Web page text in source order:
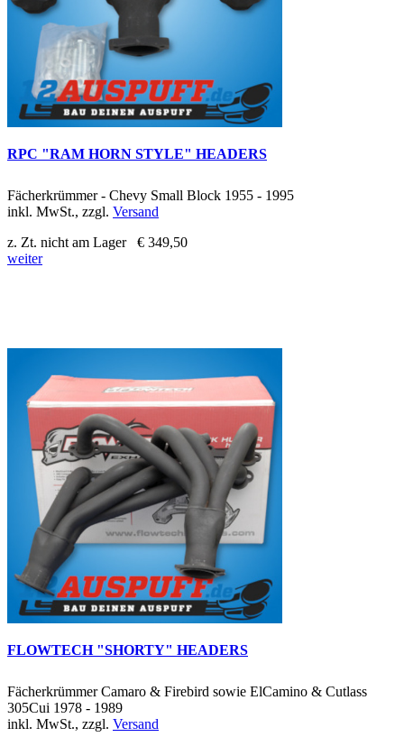
RPC "RAM HORN STYLE" HEADERS
Fächerkrümmer - Chevy Small Block 1955 - 1995
inkl. MwSt., zzgl. Versand
z. Zt. nicht am Lager
€ 349,50
weiter
FLOWTECH "SHORTY" HEADERS
Fächerkrümmer Camaro & Firebird sowie ElCamino & Cutlass
305Cui 1978 - 1989
inkl. MwSt., zzgl. Versand